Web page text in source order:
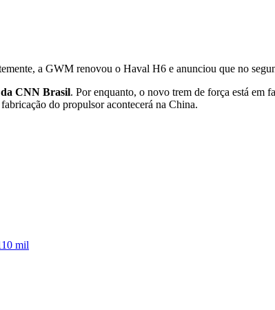
a GWM renovou o Haval H6 e anunciou que no
CNN Brasil. Por enquanto, o novo trem de força está em
do propulsor acontecerá na China.
mil